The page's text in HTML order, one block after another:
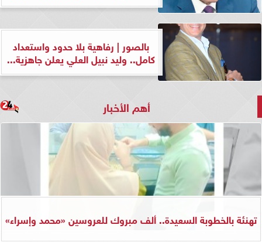
بالصور | رفاهية بلا حدود واستعداد
كامل.. وليد نبيل العلي يعلن جاهزية...
أهم الأخبار
تهنئة بالخطوبة السعيدة.. ألف مبروك للعروسين «محمد وإسراء»